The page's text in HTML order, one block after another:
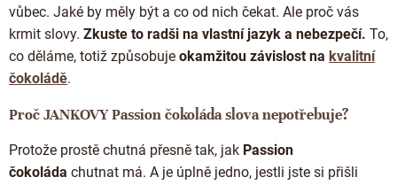
vůbec. Jaké by měly být a co od nich čekat. Ale proč vás
krmit slovy. Zkuste to radši na vlastní jazyk a nebezpečí. To,
co děláme, totiž způsobuje okamžitou závislost na kvalitní
čokoládě.
Proč JANKOVY Passion čokoláda slova nepotřebuje?
Protože prostě chutná přesně tak, jak Passion
čokoláda chutnat má. A je úplně jedno, jestli jste si přišli